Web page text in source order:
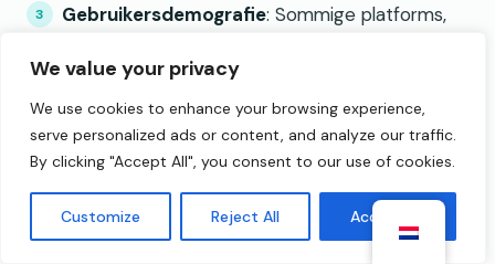
We value your privacy
We use cookies to enhance your browsing experience,
serve personalized ads or content, and analyze our traffic.
By clicking "Accept All", you consent to our use of cookies.
Customize Reject All Accept All
Gebruikersdemografie: Sommige platforms,
mannelijke gebruikersbasis. Als u op zoek bent
naar interacties die zich richten op één
geslacht, kan het u helpen om u bewust te zijn
van deze demografieën om een platform te
kiezen dat past bij uw interesses.